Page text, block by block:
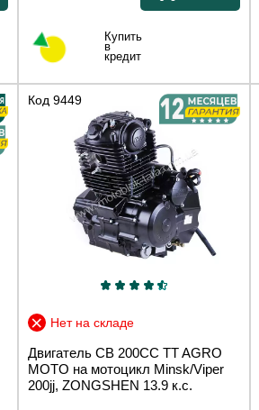
Купить
в
кредит
Код 9449
Нет на складе
Двигатель CB 200СС TT AGRO
MOTO на мотоцикл Minsk/Viper
200jj, ZONGSHEN 13.9 к.с.